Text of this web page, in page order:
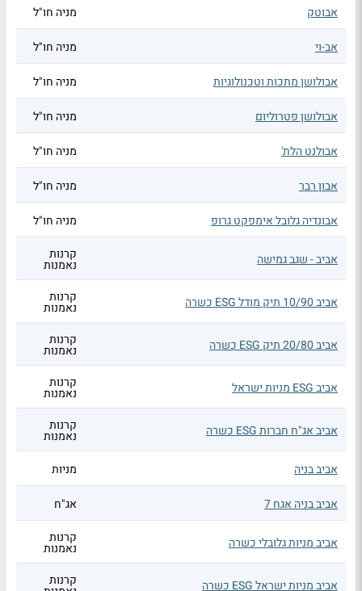
אבוטק מניה חו"ל
אב-וי מניה חו"ל
אבולושן מתכות וטכנולוגיות מניה חו"ל
אבולושן פטרוליום מניה חו"ל
אבולנט הלת' מניה חו"ל
אבון רבר מניה חו"ל
אבונדיה גלובל אימפקט גרופ מניה חו"ל
אביב - שגב גמישה קרנות
נאמנות
אביב 10/90 תיק מודל ESG כשרה קרנות
נאמנות
אביב 20/80 תיק ESG כשרה קרנות
נאמנות
אביב ESG מניות ישראל קרנות
נאמנות
אביב אג"ח חברות ESG כשרה קרנות
נאמנות
אביב בניה
מניות
אביב בניה אגח 7 אג"ח
אביב מניות גלובלי כשרה קרנות
נאמנות
אביב מניות ישראל ESG כשרה קרנות